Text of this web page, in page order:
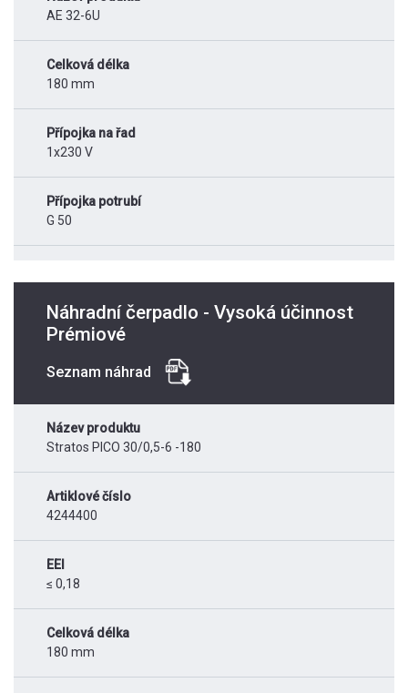
AE 32-6U
Celková délka
180 mm
Přípojka na řad
1x230 V
Přípojka potrubí
G 50
Náhradní čerpadlo - Vysoká účinnost
Prémiové
Seznam náhrad
Název produktu
Stratos PICO 30/0,5-6 -180
Artiklové číslo
4244400
EEI
≤ 0,18
Celková délka
180 mm